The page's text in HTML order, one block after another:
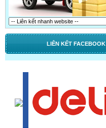
LIÊN KẾT FACEBOOK